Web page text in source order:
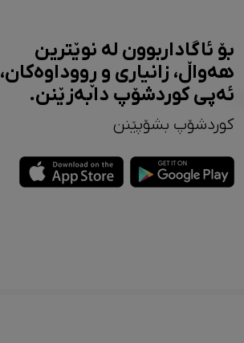
بۆ ئاگاداربوون لە نوێترین
هەواڵ، زانیاری و ڕووداوەکان،
ئەپی کوردشۆپ دابەزێنن.
کوردشۆپ بشۆپێنن